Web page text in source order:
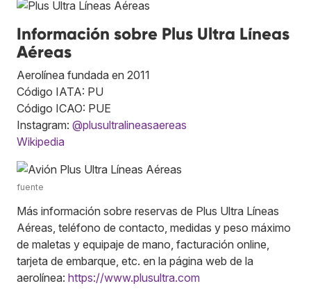
Información sobre Plus Ultra Líneas
Aéreas
Aerolínea fundada en 2011
Código IATA: PU
Código ICAO: PUE
Instagram: @plusultralineasaereas
Wikipedia
fuente
Más información sobre reservas de Plus Ultra Líneas
Aéreas, teléfono de contacto, medidas y peso máximo
de maletas y equipaje de mano, facturación online,
tarjeta de embarque, etc. en la página web de la
aerolínea: https://www.plusultra.com